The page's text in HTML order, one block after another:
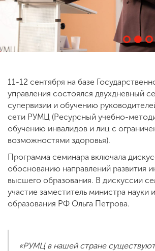
Приемная
комиссия
+7 (831) 262-26-20
11-12 сентября на базе
управления состоялся двухдневный
супервизии и обучению
сети РУМЦ (Ресурсный учебно-
обучению инвалидов и лиц с
возможностями здоровья).
Программа семинара включала
обоснованию направлений развития
высшего образования. В дискуссии
участие заместитель министра науки
образования РФ Ольга Петрова.
«РУМЦ в нашей стране